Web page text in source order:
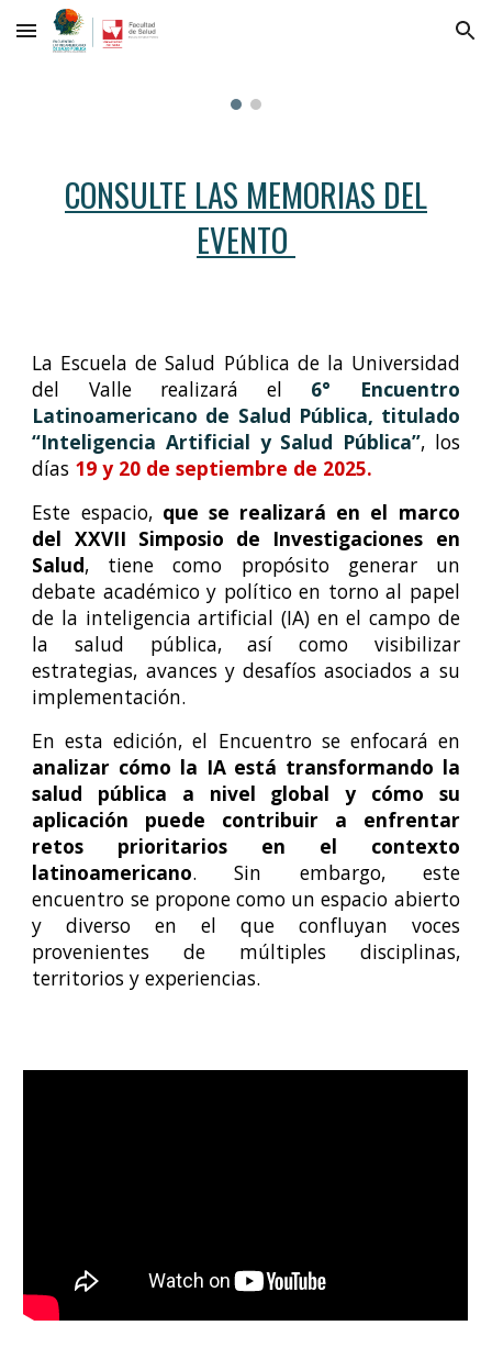
Skip to main content Skip to navigation
CONSULTE LAS MEMORIAS DEL
EVENTO
La Escuela de Salud Pública de la Universidad
del Valle realizará el
6° Encuentro
Latinoamericano de Salud Pública, titulado
“Inteligencia Artificial y Salud Pública”, los
días 19 y 20 de septiembre de 2025.
Este espacio, que se realizará en el marco
del XXVII Simposio de Investigaciones en
Salud, tiene como propósito generar un
debate académico y político en torno al papel
de la inteligencia artificial (IA) en el campo de
la salud pública, así como visibilizar
estrategias, avances y desafíos asociados a su
implementación.
En esta edición, el Encuentro se enfocará en
analizar cómo la IA está transformando la
salud pública a nivel global y cómo su
aplicación puede contribuir a enfrentar
retos prioritarios en el contexto
latinoamericano. Sin embargo, este
encuentro se propone como un espacio abierto
y diverso en el que confluyan voces
provenientes de múltiples disciplinas,
territorios y experiencias.